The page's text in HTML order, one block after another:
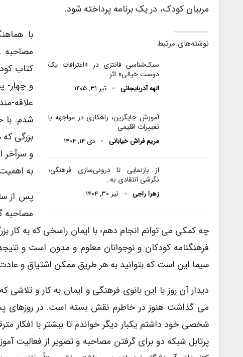
مربیان کودک، در یک برنامه پرداخته شود.
نوشته‌های مرتبط
سبک‌شناسی فانتزی در «اعترافات یک
دوست خیالی» اثر…
الهه آذربایجانی تیر ۳۱, ۱۴۰۵
آموزش جایگزین، راهکاری در مواجهه با
تغییرات اقلیمی
مریم فراش خیابانی دی ۱۴, ۱۴۰۴
از بازنمایی تا درونی‌سازی فرهنگی؛
نگرشی انتقادی به…
زهرا راجی تیر ۳۰, ۱۴۰۴
با
مصاحبه
کتاب
و چهار-
علاقه-
شدم. با
بزرگی
و
به
پس از
مصاحبه
چه کمکی می توانم انجام دهم؛ با ایمان راسخی که به
فرهنگنامه کودکان و نوجوانان معلوم و مدون است و
سیما این است که بتوانید به هر طریق ممکن اشتیاق و عادت
دیدار آن روز با این بانوی فرهنگی و ایمان به کار و
می گذاشت هنوز در خاطرم نقش بسته است. در روزهای پس
شخصی خود داشتم یکبار دیگر خواندم تا بیشتر با افکار
پرتابل شبکه دو برای گرفتن مصاحبه و تصویر از فعالیت